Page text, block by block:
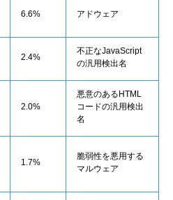
6.6% アドウェア
2.4%
不正なJavaScript
の汎用検出名
2.0%
悪意のあるHTML
コードの汎用検出
名
1.7%
脆弱性を悪用する
マルウェア